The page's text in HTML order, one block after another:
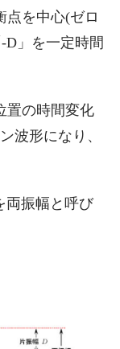
点を中心(ゼロ
D」を一定時間
置の時間変化
波形になり、
両振幅と呼び